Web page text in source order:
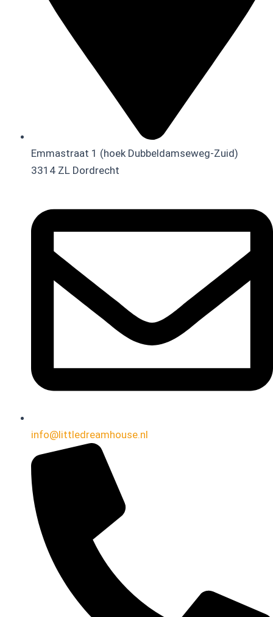
Emmastraat 1 (hoek Dubbeldamseweg-Zuid)
3314 ZL Dordrecht
info@littledreamhouse.nl